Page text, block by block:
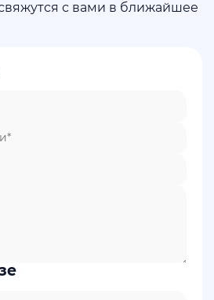
с вами в ближайшее